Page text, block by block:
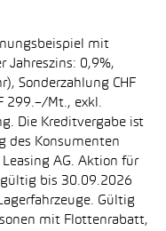
mit
Jahreszins: 0,9%,
Sonderzahlung CHF
299.–/Mt., exkl.
Die Kreditvergabe ist
des Konsumenten
AG. Aktion für
gültig bis 30.09.2026
Gültig
mit Flottenrabatt,